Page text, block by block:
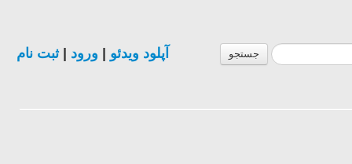
جستجو آپلود ویدئو ورود |ثبت نام